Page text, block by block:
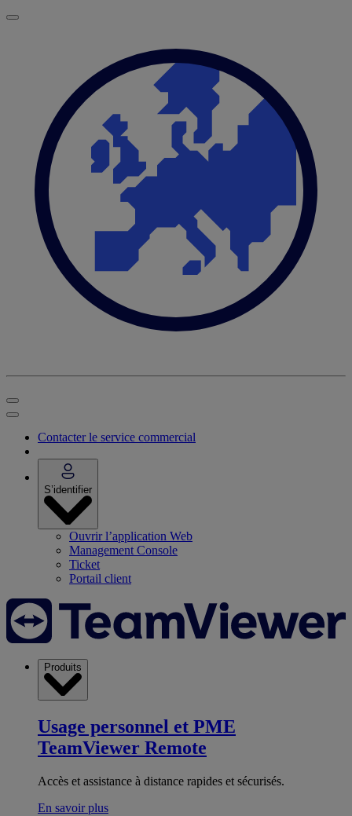
Contacter le service commercial
S’identifier
Ouvrir l’application Web
Management Console
Ticket
Portail client
Produits
Usage personnel et PME
TeamViewer Remote
Accès et assistance à distance rapides et sécurisés.
En savoir plus